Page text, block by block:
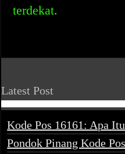
terdekat.
Latest Post
Kode Pos 16161: Apa
Pondok Pinang Kode Pos